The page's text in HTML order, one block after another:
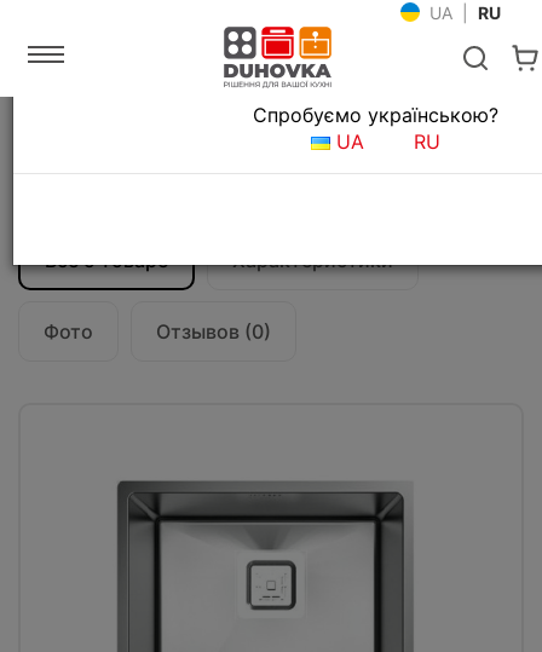
UA RU
Мойки и смесители Кухонные мойки
Кухонная мойка Fabiano Quadro 38 R10
Все о товаре Характеристики
Фото Отзывов (0)
Язык магазина
Спробуємо українською?
UA
RU